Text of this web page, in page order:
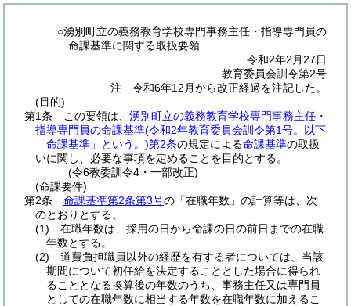
○湧別町立の義務教育学校専門事務主任・指導専門員の
命課基準に関する取扱要領
令和2年2月27日
教育委員会訓令第2号
注 令和6年12月から改正経過を注記した。
(目的)
第1条
この要領は、 湧別町立の義務教育学校専門事務主任・
指導専門員の命課基準(令和2年教育委員会訓令第1号。以下
「命課基準」という。)第2条の規定による命課基準の取扱
いに関し、必要な事項を定めることを目的とする。
(令6教委訓令4・一部改正)
(命課要件)
第2条
命課基準第2条第3号の「在職年数」の計算等は、次
のとおりとする。
(1)
在職年数は、採用の日から命課の日の前日までの在職
年数とする。
(2)
道費負担職員以外の経歴を有する者については、当該
期間について初任給を決定することとした場合に得られ
ることとなる換算後の年数のうち、事務主任又は専門員
としての在職年数に相当する年数を在職年数に加えるこ